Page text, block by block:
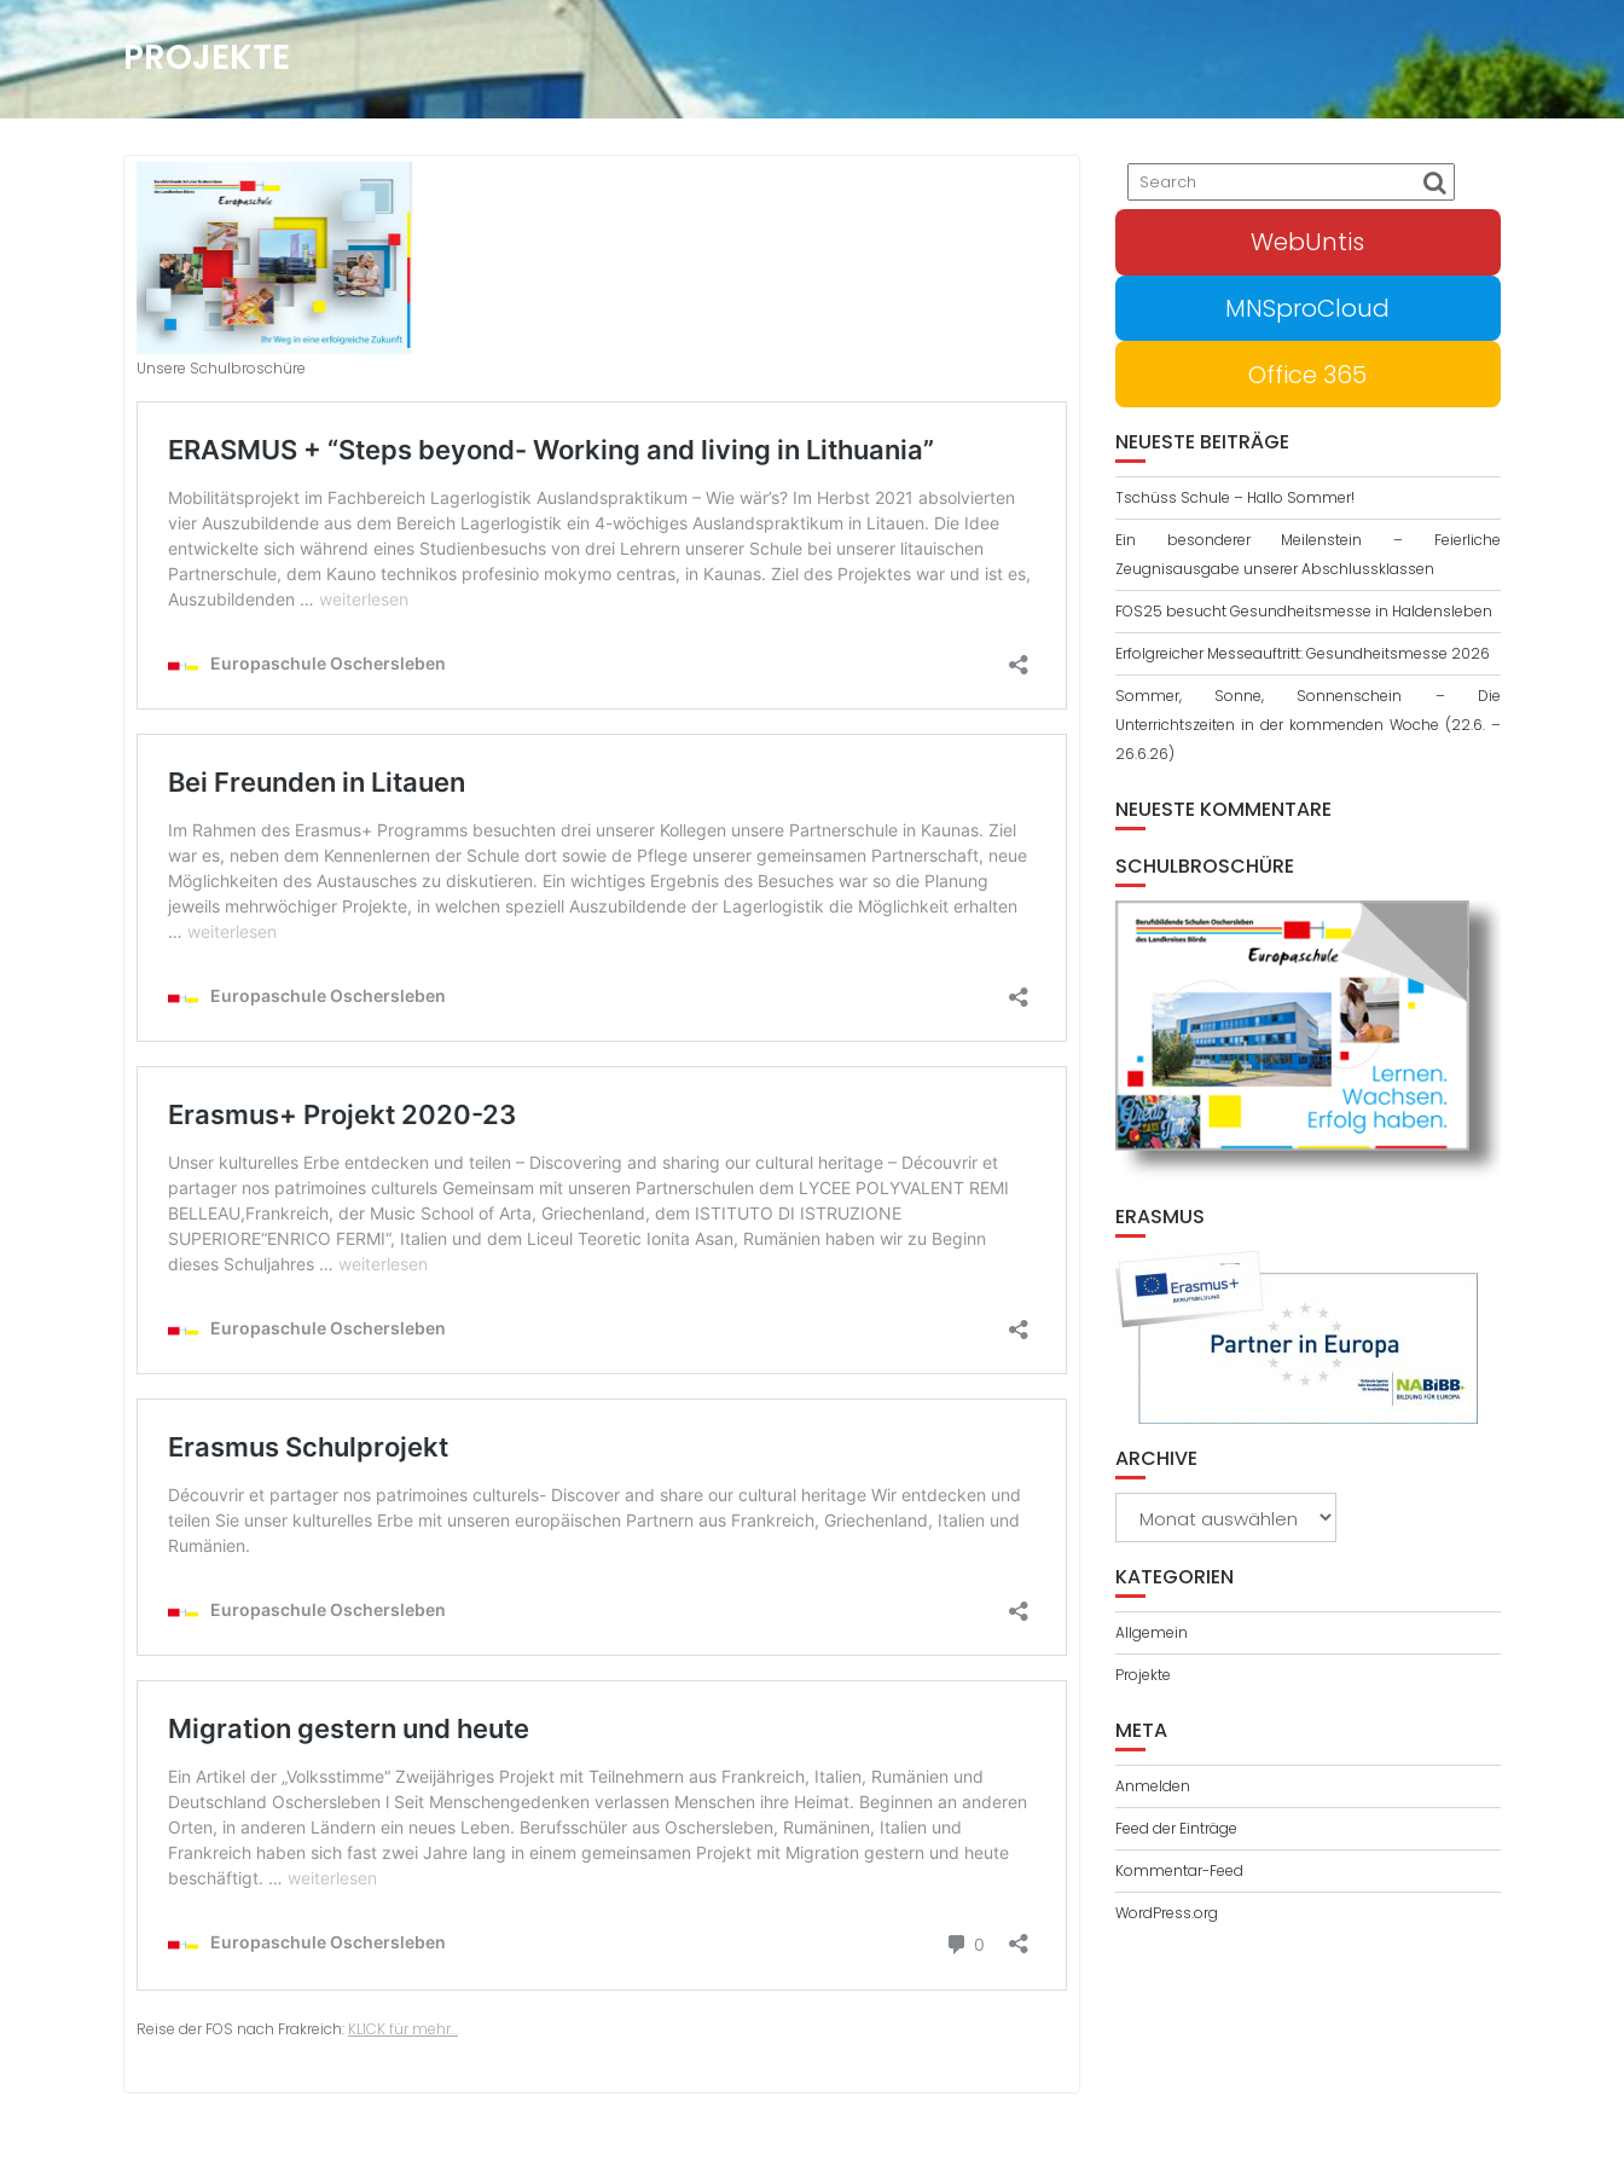
PROJEKTE
Unsere Schulbroschüre
Reise der FOS nach Frakreich: KLICK für mehr…
WebUntis
MNSproCloud
Office 365
NEUESTE BEITRÄGE
Tschüss Schule – Hallo Sommer!
Ein besonderer Meilenstein – Feierliche
Zeugnisausgabe unserer Abschlussklassen
FOS25 besucht Gesundheitsmesse in Haldensleben
Erfolgreicher Messeauftritt: Gesundheitsmesse 2026
Sommer, Sonne, Sonnenschein – Die
Unterrichtszeiten in der kommenden Woche (22.6. –
26.6.26)
NEUESTE KOMMENTARE
SCHULBROSCHÜRE
ERASMUS
ARCHIVE
KATEGORIEN
Allgemein
Projekte
META
Anmelden
Feed der Einträge
Kommentar-Feed
WordPress.org